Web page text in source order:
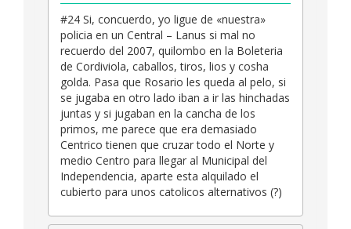
#24 Si, concuerdo, yo ligue de «nuestra»
policia en un Central – Lanus si mal no
recuerdo del 2007, quilombo en la Boleteria
de Cordiviola, caballos, tiros, lios y cosha
golda. Pasa que Rosario les queda al pelo, si
se jugaba en otro lado iban a ir las hinchadas
juntas y si jugaban en la cancha de los
primos, me parece que era demasiado
Centrico tienen que cruzar todo el Norte y
medio Centro para llegar al Municipal del
Independencia, aparte esta alquilado el
cubierto para unos catolicos alternativos (?)